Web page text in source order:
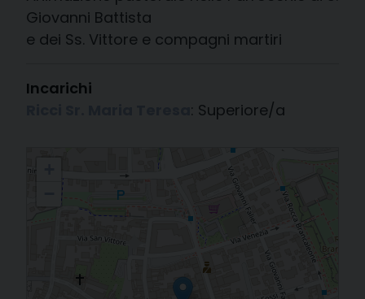
Giovanni Battista
e dei Ss. Vittore e compagni martiri
Incarichi
: Superiore/a
Serve di Maria - Ghiselli - Comunità di Ravenna